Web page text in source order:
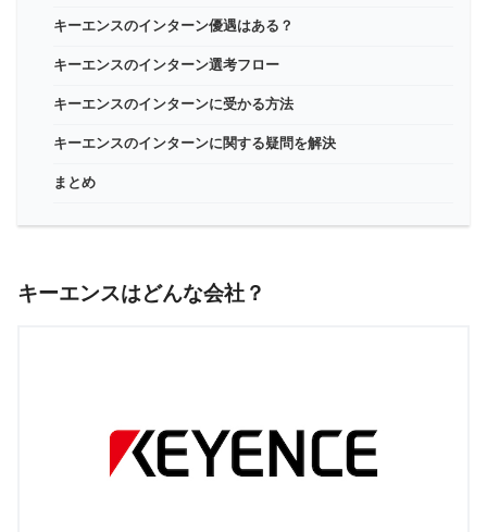
キーエンスのインターン優遇はある？
キーエンスのインターン選考フロー
キーエンスのインターンに受かる方法
キーエンスのインターンに関する疑問を解決
まとめ
キーエンスはどんな会社？